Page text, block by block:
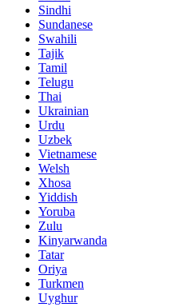
Sindhi
Sundanese
Swahili
Tajik
Tamil
Telugu
Thai
Ukrainian
Urdu
Uzbek
Vietnamese
Welsh
Xhosa
Yiddish
Yoruba
Zulu
Kinyarwanda
Tatar
Oriya
Turkmen
Uyghur